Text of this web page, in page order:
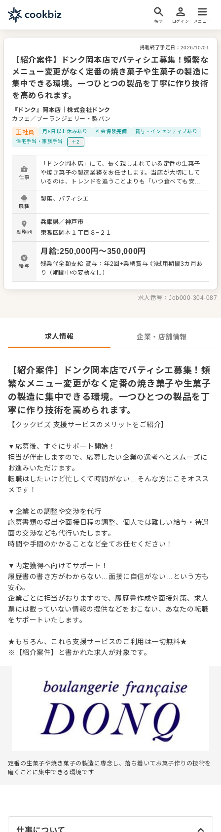
探す ログイン メニュー
掲載終了予定日： 2026/10/01
【紹介案件】ドンク岡本店でパティシエ募集！頻繁な
メニュー変更がなく定番の焼き菓子や生菓子の製造に
集中できる環境。一つひとつの製品を丁寧に作り技術
を高められます。
『ドンク』岡本店 ｜株式会社ドンク
カフェ／ブーランジェリー・製パン
正社員
月8日以上休みあり 社会保険完備
賞与・インセンティブあり
住宅手当・家族手当
＋2
仕事
「ドンク岡本店」にて、長く親しまれている定番の生菓子
や焼き菓子の製造業務をお任せします。当店が大切にして
いるのは、トレンドを追うことよりも「いつ食べても安心
する美味しさ」を届けることです。そのため、既存のメニ
ューをひとつずつ丁寧に、安定した品質で作り続けられる
約7割、生菓子の製造が約3割です。仕込みや計量、生地づ
くりから焼き上げ、仕上げまでの全工程に携わるほか、原
材料の管理や厨房内の清掃といった衛生管理も担当してい
ただきます。 頻繁な新商品開発に追われる環境ではないた
め、腰を据えて実力を発揮できます。落ち着いてお菓子作
りの技術を磨き、高いクオリティを維持することに集中で
きる職場です。 ＜おすすめポイント＞ 創業から長い歴史を
ます。メニューの変更が少ないため、日々の製造を通じて
着実に技術の精度を高められます。一つのレシピを極め、
職種
製菓、パティシエ
勤務地
兵庫県／神戸市
東灘区岡本１丁目８−２１
給与
月給:250,000円〜350,000円
残業代全額支給 賞与：年2回+業績賞与 ◎試用期間3カ月あ
り（期間中の変動なし）
求人番号：Job000-304-087
求人情報 企業・店舗情報
【紹介案件】ドンク岡本店でパティシエ募集！頻
繁なメニュー変更がなく定番の焼き菓子や生菓子
の製造に集中できる環境。一つひとつの製品を丁
寧に作り技術を高められます。
【クックビズ 支援サービスのメリットをご紹介】
▼応募後、すぐにサポート開始！
担当が伴走しますので、応募したい企業の選考へとスムーズに
お進みいただけます。
転職はしたいけど忙しくて時間がない…そんな方にこそオスス
メです！
▼企業との調整や交渉を代行
応募書類の提出や面接日程の調整、個人では難しい給与・待遇
面の交渉なども代行いたします。
時間や手間のかかることなど全てお任せください！
▼内定獲得へ向けてサポート！
履歴書の書き方がわからない…面接に自信がない…という方も
安心。
企業ごとに担当がおりますので、履歴書作成や面接対策、求人
票には載っていない情報の提供などをおこない、あなたの転職
をサポートいたします。
★もちろん、これら支援サービスのご利用は一切無料★
※【紹介案件】と書かれた求人が対象です。
定番の生菓子や焼き菓子の製造に専念し、落ち着いてお菓子作りの技術を
磨くことに集中できる環境です
仕事について